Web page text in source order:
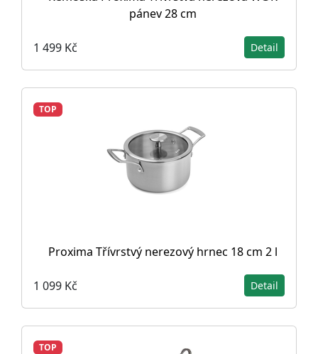
pánev 28 cm
1 499 Kč Detail
TOP
Proxima Třívrstvý nerezový hrnec 18 cm 2 l
1 099 Kč Detail
TOP